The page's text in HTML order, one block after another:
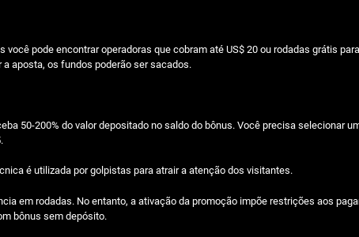
pode encontrar operadoras que cobram até US$ 20 ou rodadas grátis
aposta, os fundos poderão ser sacados.
50-200% do valor depositado no saldo do bônus. Você precisa selecionar
é utilizada por golpistas para atrair a atenção dos visitantes.
em rodadas. No entanto, a ativação da promoção impõe restrições aos
bônus sem depósito.